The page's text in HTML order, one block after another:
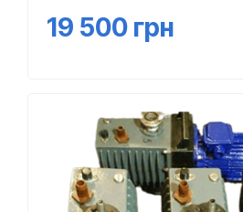
19 500 грн